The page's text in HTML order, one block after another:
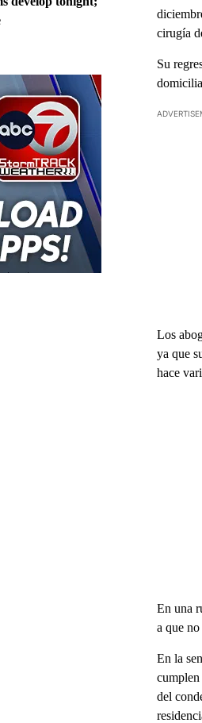
cirugía
Su
Los
ya que
hace
En una
a que
En la
cumplen
del